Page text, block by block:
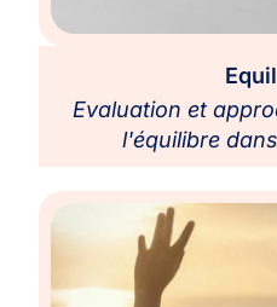
Evaluation et
l'équilibre